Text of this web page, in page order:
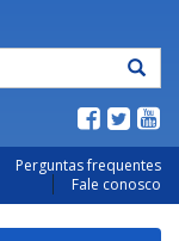
Perguntas frequentes
Fale conosco